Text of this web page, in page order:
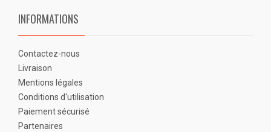
INFORMATIONS
Contactez-nous
Livraison
Mentions légales
Conditions d'utilisation
Paiement sécurisé
Partenaires